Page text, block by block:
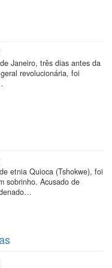
Janeiro, três dias antes da
revolucionária, foi
etnia Quioca (Tshokwe), foi
sobrinho. Acusado de